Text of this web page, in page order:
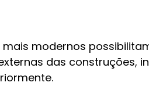
modernos
das construções,